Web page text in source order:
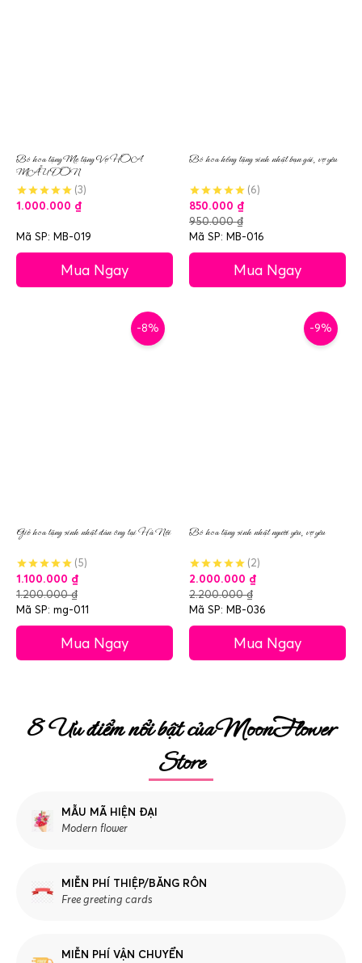
Bó hoa tặng Mẹ tặng Vợ HOA
MẪU ĐƠN
(3)
1.000.000 ₫
Mã SP: MB-019
Mua Ngay
Bó hoa hồng tặng sinh nhật bạn gái, vợ yêu
(6)
850.000 ₫
950.000₫
Mã SP: MB-016
Mua Ngay
-8%
Giỏ hoa tặng sinh nhật đàn ông tại Hà Nội
(5)
1.100.000 ₫
1.200.000₫
Mã SP: mg-011
Mua Ngay
-9%
Bó hoa tặng sinh nhật người yêu, vợ yêu
(2)
2.000.000 ₫
2.200.000₫
Mã SP: MB-036
Mua Ngay
8 Ưu điểm nổi bật của MoonFlower
Store
MẪU MÃ HIỆN ĐẠI
Modern flower
MIỄN PHÍ THIỆP/BĂNG RÔN
Free greeting cards
MIỄN PHÍ VẬN CHUYỂN